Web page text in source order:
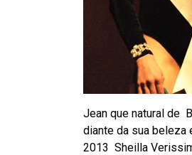
Jean que natural de
diante da sua beleza
2013 Sheilla